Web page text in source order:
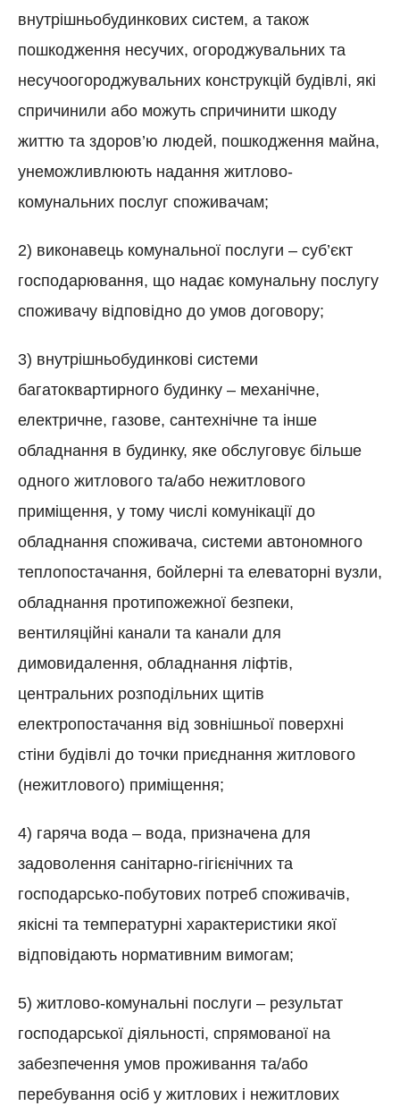
внутрішньобудинкових систем, а також
пошкодження несучих, огороджувальних та
несучоогороджувальних конструкцій будівлі, які
спричинили або можуть спричинити шкоду
життю та здоров’ю людей, пошкодження майна,
унеможливлюють надання житлово-
комунальних послуг споживачам;
2) виконавець комунальної послуги – суб’єкт
господарювання, що надає комунальну послугу
споживачу відповідно до умов договору;
3) внутрішньобудинкові системи
багатоквартирного будинку – механічне,
електричне, газове, сантехнічне та інше
обладнання в будинку, яке обслуговує більше
одного житлового та/або нежитлового
приміщення, у тому числі комунікації до
обладнання споживача, системи автономного
теплопостачання, бойлерні та елеваторні вузли,
обладнання протипожежної безпеки,
вентиляційні канали та канали для
димовидалення, обладнання ліфтів,
центральних розподільних щитів
електропостачання від зовнішньої поверхні
стіни будівлі до точки приєднання житлового
(нежитлового) приміщення;
4) гаряча вода – вода, призначена для
задоволення санітарно-гігієнічних та
господарсько-побутових потреб споживачів,
якісні та температурні характеристики якої
відповідають нормативним вимогам;
5) житлово-комунальні послуги – результат
господарської діяльності, спрямованої на
забезпечення умов проживання та/або
перебування осіб у житлових і нежитлових